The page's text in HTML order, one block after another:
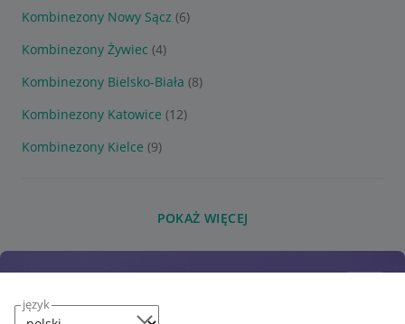
język
Kombinezony Nowy Sącz (6)
Kombinezony Żywiec (4)
Kombinezony Bielsko-Biała (8)
Kombinezony Katowice (12)
Kombinezony Kielce (9)
POKAŻ WIĘCEJ